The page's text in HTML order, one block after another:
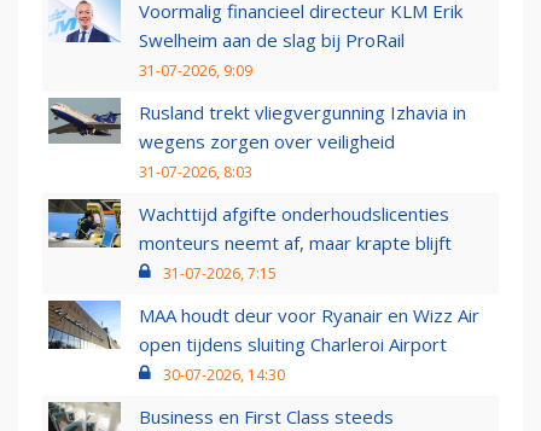
Voormalig financieel directeur KLM Erik
Swelheim aan de slag bij ProRail
31-07-2026, 9:09
Rusland trekt vliegvergunning Izhavia in
wegens zorgen over veiligheid
31-07-2026, 8:03
Wachttijd afgifte onderhoudslicenties
monteurs neemt af, maar krapte blijft
31-07-2026, 7:15
MAA houdt deur voor Ryanair en Wizz Air
open tijdens sluiting Charleroi Airport
30-07-2026, 14:30
Business en First Class steeds